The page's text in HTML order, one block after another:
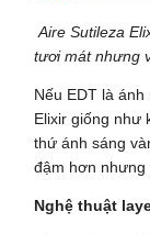
Aire Sutileza
tươi mát nhưng
Nếu EDT là
Elixir giống như
thứ ánh sáng
đậm hơn nhưng
Nghệ thuật